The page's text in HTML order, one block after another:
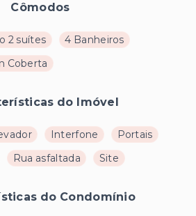
Cômodos
2 suítes
4 Banheiros
Coberta
do Imóvel
Interfone
Portais
Rua asfaltada Site
do Condomínio